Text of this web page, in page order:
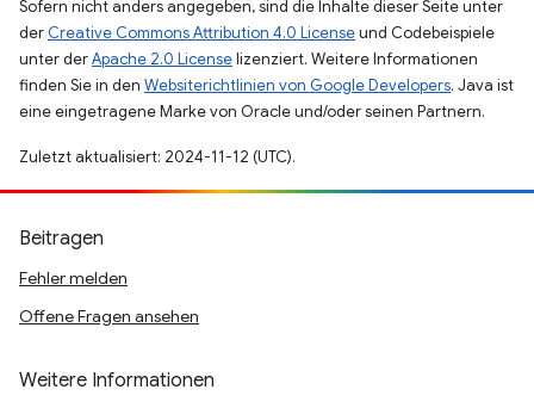
Sofern nicht anders angegeben, sind die Inhalte dieser Seite unter
der Creative Commons Attribution 4.0 Licenseund Codebeispiele
unter derApache 2.0 Licenselizenziert. Weitere Informationen
finden Sie in den Websiterichtlinien von Google Developers. Java ist
eine eingetragene Marke von Oracle und/oder seinen Partnern.
Zuletzt aktualisiert: 2024-11-12 (UTC).
Beitragen
Fehler melden
Offene Fragen ansehen
Weitere Informationen